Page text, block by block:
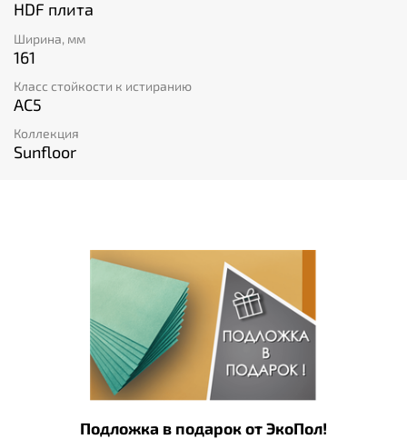
HDF плита
Ширина, мм
161
Класс стойкости к истиранию
AC5
Коллекция
Sunfloor
Подложка в подарок от ЭкоПол!